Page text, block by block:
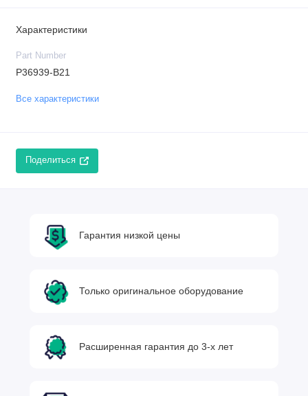
Характеристики
Part Number
P36939-B21
Все характеристики
Поделиться
Гарантия низкой цены
Только оригинальное оборудование
Расширенная гарантия до 3-х лет